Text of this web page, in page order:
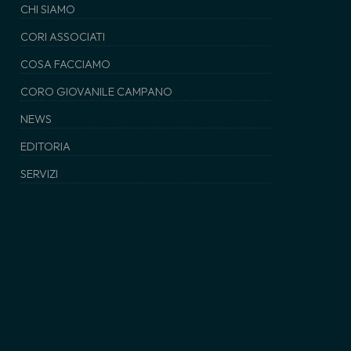
CHI SIAMO
CORI ASSOCIATI
COSA FACCIAMO
CORO GIOVANILE CAMPANO
NEWS
EDITORIA
SERVIZI